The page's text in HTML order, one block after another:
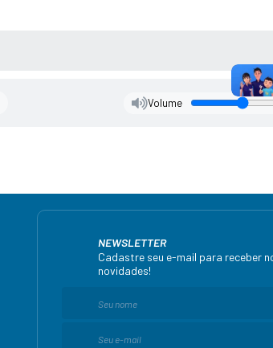
Volume
NEWSLETTER
Cadastre seu e-mail para receber
novidades!